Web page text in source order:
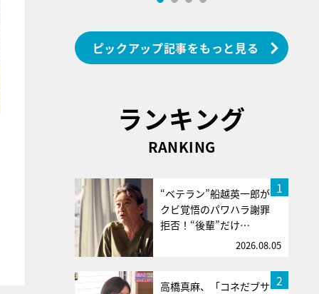
ピックアップ記事をもっと見る
ランキング
RANKING
1
“ベテラン”船越英一郎が
クビ覚悟のパワハラ謝罪
拒否！“後輩”だけ…
2026.08.05
2
高橋真麻、「コネだブサ